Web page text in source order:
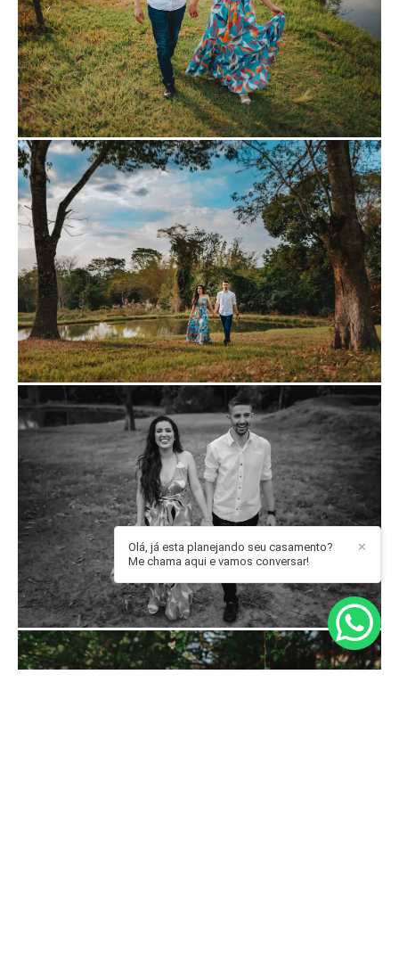
✕
Olá, já esta planejando seu casamento?
Me chama aqui e vamos conversar!